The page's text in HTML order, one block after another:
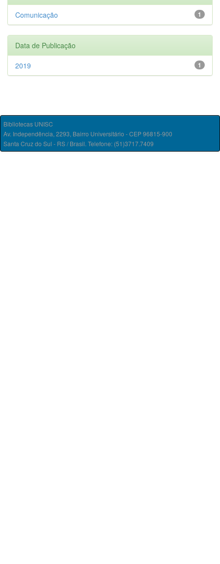
1
Comunicação
Data de Publicação
1
2019
Bibliotecas UNISC
Av. Independência, 2293, Bairro Universitário - CEP 96815-900
Santa Cruz do Sul - RS / Brasil. Telefone: (51)3717.7409